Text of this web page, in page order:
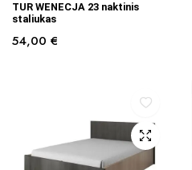
TUR WENECJA 23 naktinis
staliukas
54,00 €